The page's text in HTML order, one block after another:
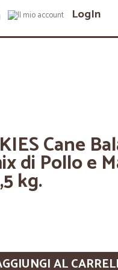
LogIn
Cane
di Pollo e
kg.
AL